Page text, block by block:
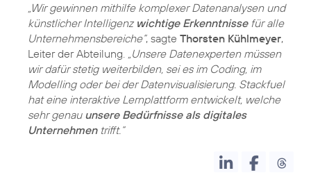
„Wir gewinnen mithilfe komplexer Datenanalysen und
künstlicher Intelligenz wichtige Erkenntnissefür alle
Unternehmensbereiche“, sagte Thorsten Kühlmeyer,
Leiter der Abteilung. „Unsere Datenexperten müssen
wir dafür stetig weiterbilden, sei es im Coding, im
Modelling oder bei der Datenvisualisierung. Stackfuel
hat eine interaktive Lernplattform entwickelt, welche
sehr genau unsere Bedürfnisse als digitales
Unternehmentrifft.“